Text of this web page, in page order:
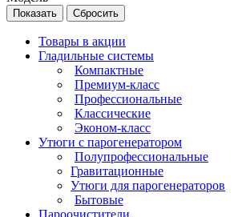
Сбросить
Товары в акции
Гладильные системы
Компактные
Премиум-класс
Профессиональные
Классические
Эконом-класс
Утюги с парогенератором
Полупрофессиональные
Гравитационные
Утюги для парогенераторов
Бытовые
Пароочистители